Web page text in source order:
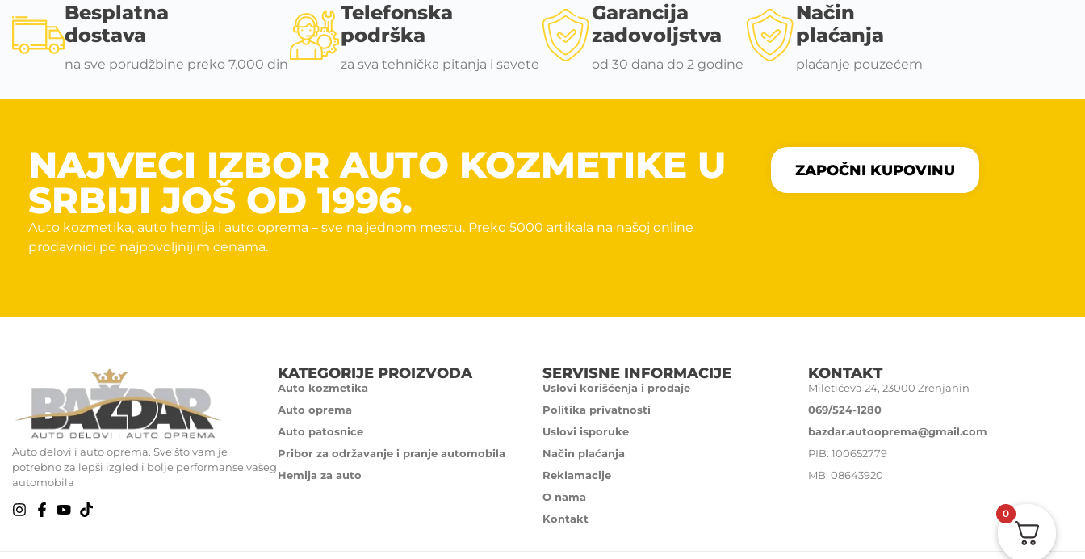
Besplatna
dostava
na sve porudžbine preko 7.000 din
Telefonska
podrška
za sva tehnička pitanja i savete
Garancija
zadovoljstva
od 30 dana do 2 godine
Način
plaćanja
plaćanje pouzećem
NAJVECI IZBOR AUTO KOZMETIKE U
SRBIJI JOŠ OD 1996.
Auto kozmetika, auto hemija i auto oprema – sve na jednom mestu. Preko 5000 artikala na našoj online
prodavnici po najpovoljnijim cenama.
ZAPOČNI KUPOVINU
Auto delovi i auto oprema. Sve što vam je
potrebno za lepši izgled i bolje performanse vašeg
automobila
KATEGORIJE PROIZVODA
Auto kozmetika
Auto oprema
Auto patosnice
Pribor za održavanje i pranje automobila
Hemija za auto
SERVISNE INFORMACIJE
Uslovi korišćenja i prodaje
Politika privatnosti
Uslovi isporuke
Način plaćanja
Reklamacije
O nama
Kontakt
KONTAKT
Miletićeva 24, 23000 Zrenjanin
069/524-1280
bazdar.autooprema@gmail.com
PIB: 100652779
MB: 08643920
0